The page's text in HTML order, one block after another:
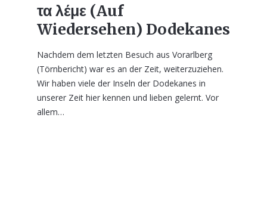
τα λέμε (Auf
Wiedersehen) Dodekanes
Nachdem dem letzten Besuch aus Vorarlberg
(Törnbericht) war es an der Zeit, weiterzuziehen.
Wir haben viele der Inseln der Dodekanes in
unserer Zeit hier kennen und lieben gelernt. Vor
allem…